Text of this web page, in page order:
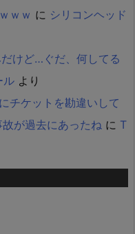
ｗｗ に シリコンヘッド
けど…ぐだ、何してる
ル より
チケットを勘違いして
が過去にあったね に T